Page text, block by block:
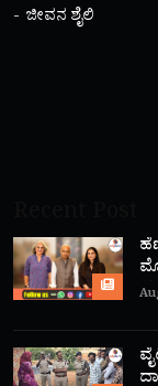
ಜೀವನ ಶೈಲಿ